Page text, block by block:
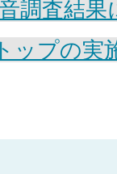
調査結果
ップの実